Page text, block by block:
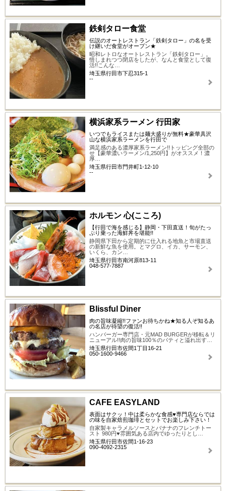
鉄剣タロー食堂
伝説のオートレストラン「鉄剣タロー」の名を受
け継いだ食堂がオープン★
昭和レトロなオートレストラン「鉄剣タロー」。
惜しまれつつ閉店をしたが、なんと食堂として復
活!!こんな…
埼玉県行田市下忍315-1
--
横浜家系ラーメン 行田家
いつでもライスまたは麺大盛りが無料★豪華具沢
山な横浜家系ラーメンを行田で
満足感のある濃厚家系ラーメン!!トッピング全部の
せ【豪華濃いラーメン/1,250円】がオススメ！濃
厚…
埼玉県行田市門井町1-12-10
--
ホルモン 心(こころ)
【行田で海を感じる】静岡・下田直送！旬がたっ
ぷり乗った海鮮丼を堪能!!
静岡県下田から定期的に仕入れる地魚と市場直送
の新鮮な魚を使用。とマグロ、イカ、サーモン、
いくら、カン…
埼玉県行田市南河原813-11
048-577-7887
Blissful Diner
肉の旨味凝縮!!ファンお待ちかね★知る人ぞ知るあ
の名店が待望の復活!!
ハンバーガー専門店・元MAD BURGERが移転＆リ
ニューアル!!肉の旨味100％のパティと溢れ出す…
埼玉県行田市佐間1丁目16-21
050-1600-9466
CAFE EASYLAND
表面はサクッ！中は柔らかな食感♥専門店ならでは
の味を自家焙煎珈琲とセットでお楽しみ下さい！
自家製キャラメルソースとバナナのフレンチトー
スト 980円♥雰囲気ある店内でゆったりとし…
埼玉県行田市佐間1-16-23
090-4092-2315